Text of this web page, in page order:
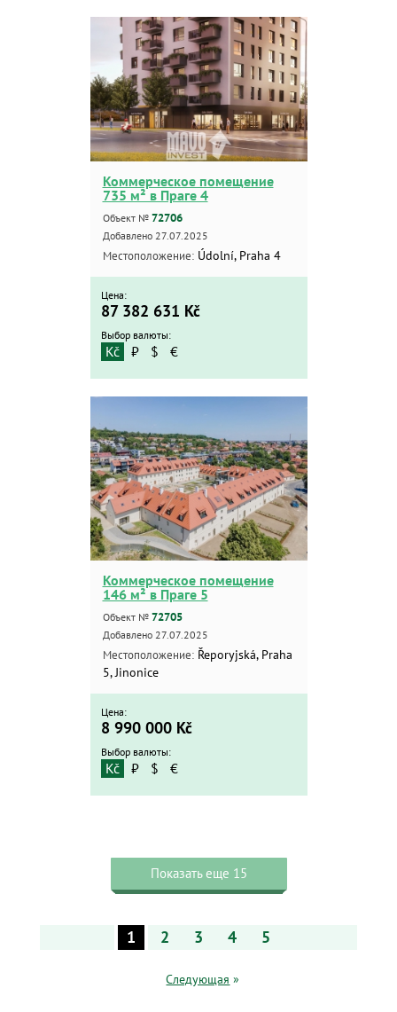
Коммерческое помещение
735 м² в Праге 4
Объект № 72706
Добавлено 27.07.2025
Местоположение:Údolní, Praha 4
Цена:
87 382 631 Kč
Выбор валюты:
Kč ₽ $ €
Коммерческое помещение
146 м² в Праге 5
Объект № 72705
Добавлено 27.07.2025
Местоположение:Řeporyjská, Praha
5, Jinonice
Цена:
8 990 000 Kč
Выбор валюты:
Kč ₽ $ €
Показать еще 15
1 2 3 4 5
Следующая »